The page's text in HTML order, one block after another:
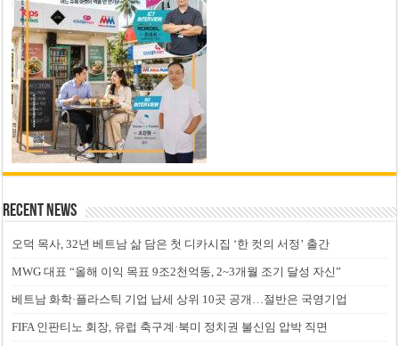
Recent News
오덕 목사, 32년 베트남 삶 담은 첫 디카시집 ‘한 컷의 서정’ 출간
MWG 대표 “올해 이익 목표 9조2천억동, 2~3개월 조기 달성 자신”
베트남 화학·플라스틱 기업 납세 상위 10곳 공개…절반은 국영기업
FIFA 인판티노 회장, 유럽 축구계·북미 정치권 불신임 압박 직면